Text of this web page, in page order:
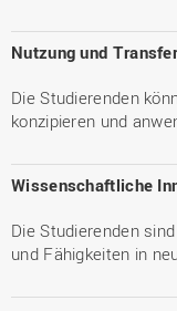
Nutzung und Transfer
Die Studierenden
konzipieren und
Wissenschaftliche
Die Studierenden
und Fähigkeiten in